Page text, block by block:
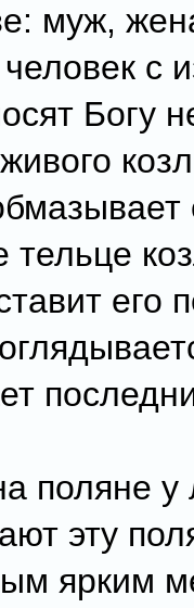
муж,
с
Богу
его
поляне
эту
ярким